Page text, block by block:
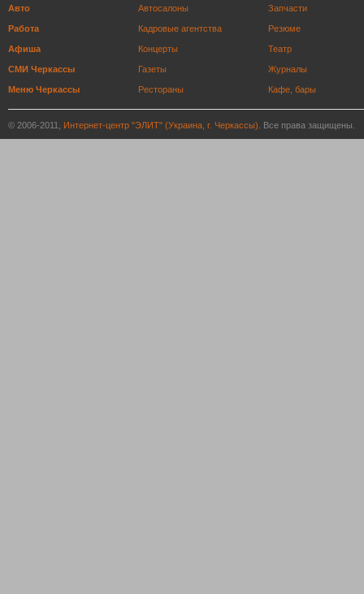
Авто
Работа
Афиша
СМИ Черкассы
Меню Черкассы
Автосалоны
Кадровые агентства
Концерты
Газеты
Рестораны
Запчасти
Резюме
Театр
Журналы
Кафе, бары
© 2006-2011, Интернет-центр "ЭЛИТ" (Украина, г. Черкассы) . Все права защищены.